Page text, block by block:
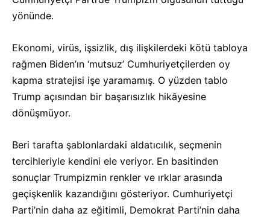
yönünde.
Ekonomi, virüs, işsizlik, dış ilişkilerdeki kötü tabloya
rağmen Biden’ın ‘mutsuz’ Cumhuriyetçilerden oy
kapma stratejisi işe yaramamış. O yüzden tablo
Trump açısından bir başarısızlık hikâyesine
dönüşmüyor.
Beri tarafta şablonlardaki aldatıcılık, seçmenin
tercihleriyle kendini ele veriyor. En basitinden
sonuçlar Trumpizmin renkler ve ırklar arasında
geçişkenlik kazandığını gösteriyor. Cumhuriyetçi
Parti’nin daha az eğitimli, Demokrat Parti’nin daha